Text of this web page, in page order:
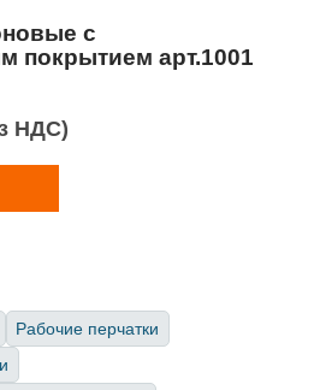
с
покрытием арт.1001
НДС)
Рабочие перчатки